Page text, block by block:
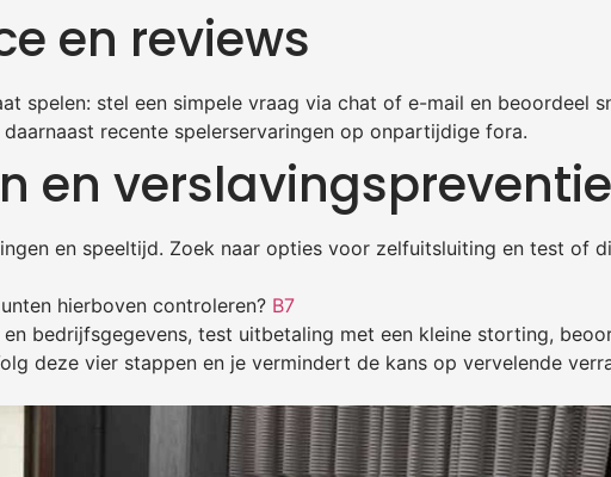
en reviews
spelen: stel een simpele vraag via chat of e-mail en beoordeel
recente spelerservaringen op onpartijdige fora.
en verslavingspreventie
en speeltijd. Zoek naar opties voor zelfuitsluiting en test of
hierboven controleren? B7
bedrijfsgegevens, test uitbetaling met een kleine storting,
deze vier stappen en je vermindert de kans op vervelende